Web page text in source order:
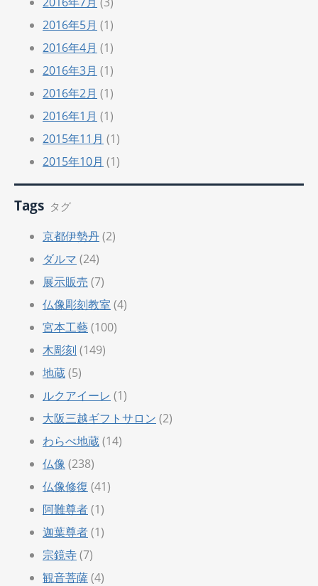
2016年5月 (1)
2016年4月 (1)
2016年3月 (1)
2016年2月 (1)
2016年1月 (1)
2015年11月 (1)
2015年10月 (1)
Tags タグ
京都伊勢丹(2)
ダルマ (24)
展示販売 (7)
仏像彫刻教室 (4)
宮本工藝(100)
木彫刻 (149)
地蔵(5)
ルクアイーレ (1)
大阪三越ギフトサロン (2)
わらべ地蔵(14)
仏像 (238)
仏像修復 (41)
阿難尊者(1)
迦葉尊者(1)
宗鏡寺(7)
観音菩薩(4)